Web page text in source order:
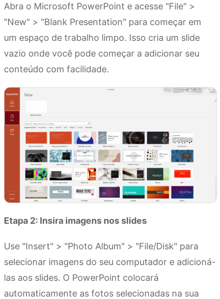
Abra o Microsoft PowerPoint e acesse "File" >
"New" > "Blank Presentation" para começar em
um espaço de trabalho limpo. Isso cria um slide
vazio onde você pode começar a adicionar seu
conteúdo com facilidade.
Etapa 2: Insira imagens nos slides
Use "Insert" > "Photo Album" > "File/Disk" para
selecionar imagens do seu computador e adicioná-
las aos slides. O PowerPoint colocará
automaticamente as fotos selecionadas na sua